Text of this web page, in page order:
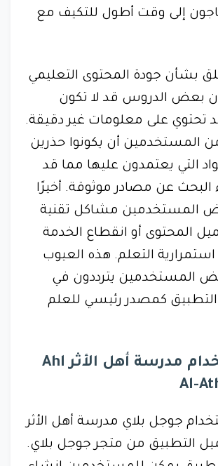
إلى وقت أطول للتكيف مع
بشأن جودة المحتوى التعليمي
بعض الدروس قد لا تكون
تحتوي على معلومات غير دقيقة.
المستخدمين أن يكونوا حذرين
التي يعتمدون عليها مما قد
عن مصادر موثوقة. أخيرًا
المستخدمين مشاكل تقنية
المحتوى أو انقطاع الخدمة
استمرارية التعلم. هذه العيوب
المستخدمين يترددون في
التطبيق كمصدر رئيسي للعلم
كيفية استخدام مدرسة أهل الأثر Ahl
Al-
جوجل بلاي مدرسة أهل الأثر
التطبيق من متجر جوجل بلاي.